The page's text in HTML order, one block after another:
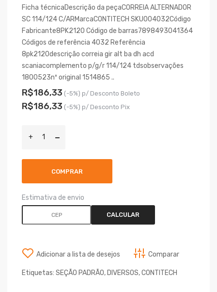
Ficha técnicaDescrição da peçaCORREIA ALTERNADOR
SC 114/124 C/ARMarcaCONTITECH SKU004032Código
Fabricante8PK2120 Código de barras7898493041364
Códigos de referência 4032 Referência
8pk2120descrição correia gir alt ba dh acd
scaniacomplemento p/g/r 114/124 tdsobservações
1800523nº original 1514865 ..
R$186,33 (-5%) p/ Desconto Boleto
R$186,33 (-5%) p/ Desconto Pix
COMPRAR
Estimativa de envio
CALCULAR
Adicionar a lista de desejos Comparar
Etiquetas: SEÇÃO PADRÃO, DIVERSOS,CONTITECH